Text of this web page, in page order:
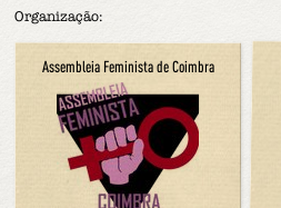
Organização:
Assembleia Feminista de Coimbra